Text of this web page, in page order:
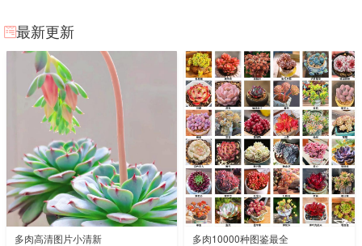
最新更新
多肉高清图片小清新 多肉10000种图鉴最全